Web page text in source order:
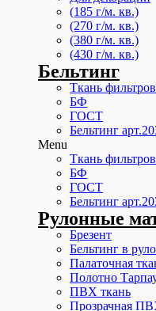
(185 г/м. кв.)
(270 г/м. кв.)
(380 г/м. кв.)
(430 г/м. кв.)
Бельтинг
Ткань
БФ
ГОСТ
Бельтинг
Menu
Ткань
БФ
ГОСТ
Бельтинг
Рулонные
Брезент
Бельтинг в
Палаточная
Полотно
ПВХ ткань
Прозрачная